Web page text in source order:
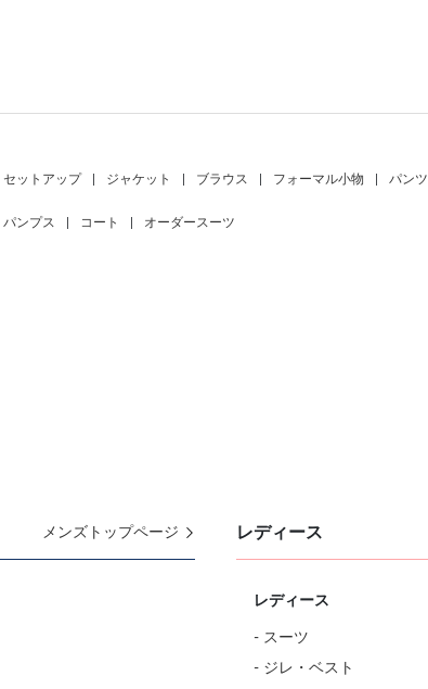
セットアップ ジャケット ブラウス フォーマル小物 パンツ
パンプス コート オーダースーツ
メンズトップページ レディース
レディース
- スーツ
- ジレ・ベスト